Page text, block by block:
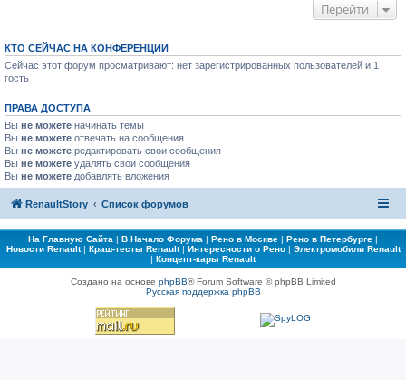
Перейти
КТО СЕЙЧАС НА КОНФЕРЕНЦИИ
Сейчас этот форум просматривают: нет зарегистрированных пользователей и 1
гость
ПРАВА ДОСТУПА
Вы не можете начинать темы
Вы не можете отвечать на сообщения
Вы не можете редактировать свои сообщения
Вы не можете удалять свои сообщения
Вы не можете добавлять вложения
RenaultStory Список форумов
На Главную Сайта | В Начало Форума | Рено в Москве | Рено в Петербурге |
Новости Renault| Краш-тесты Renault| Интересности о Рено| Электромобили Renault
| Концепт-кары Renault
Создано на основе phpBB® Forum Software © phpBB Limited
Русская поддержка phpBB